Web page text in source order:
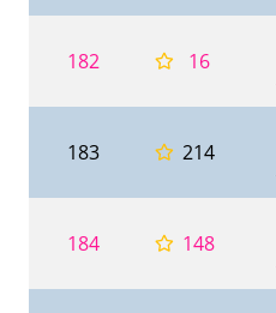
182 16
183 214
184 148